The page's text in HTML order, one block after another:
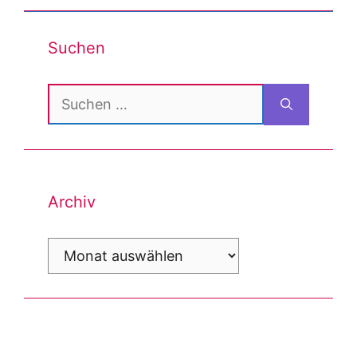
Suchen
Suchen
nach:
Archiv
Archiv